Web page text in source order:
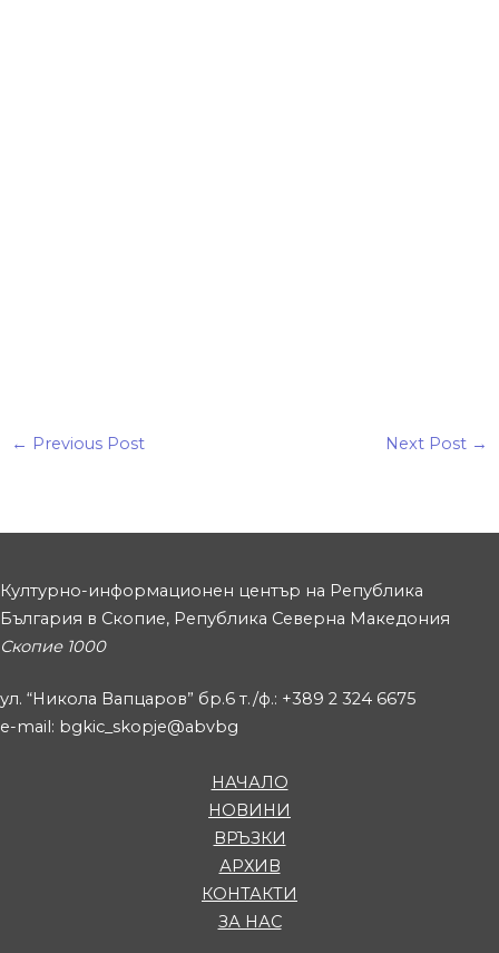
← Previous Post Next Post →
Културно-информационен център на Република
България в Скопие, Република Северна Македония
Скопие 1000
ул. “Никола Вапцаров” бр.6 т./ф.: +389 2 324 6675
e-mail: bgkic_skopje@abvbg
НАЧАЛО
НОВИНИ
ВРЪЗКИ
АРХИВ
КОНТАКТИ
ЗА НАС